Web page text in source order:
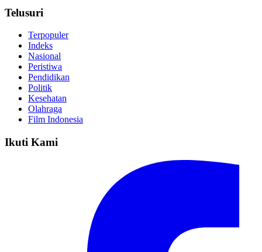
Telusuri
Terpopuler
Indeks
Nasional
Peristiwa
Pendidikan
Politik
Kesehatan
Olahraga
Film Indonesia
Ikuti Kami